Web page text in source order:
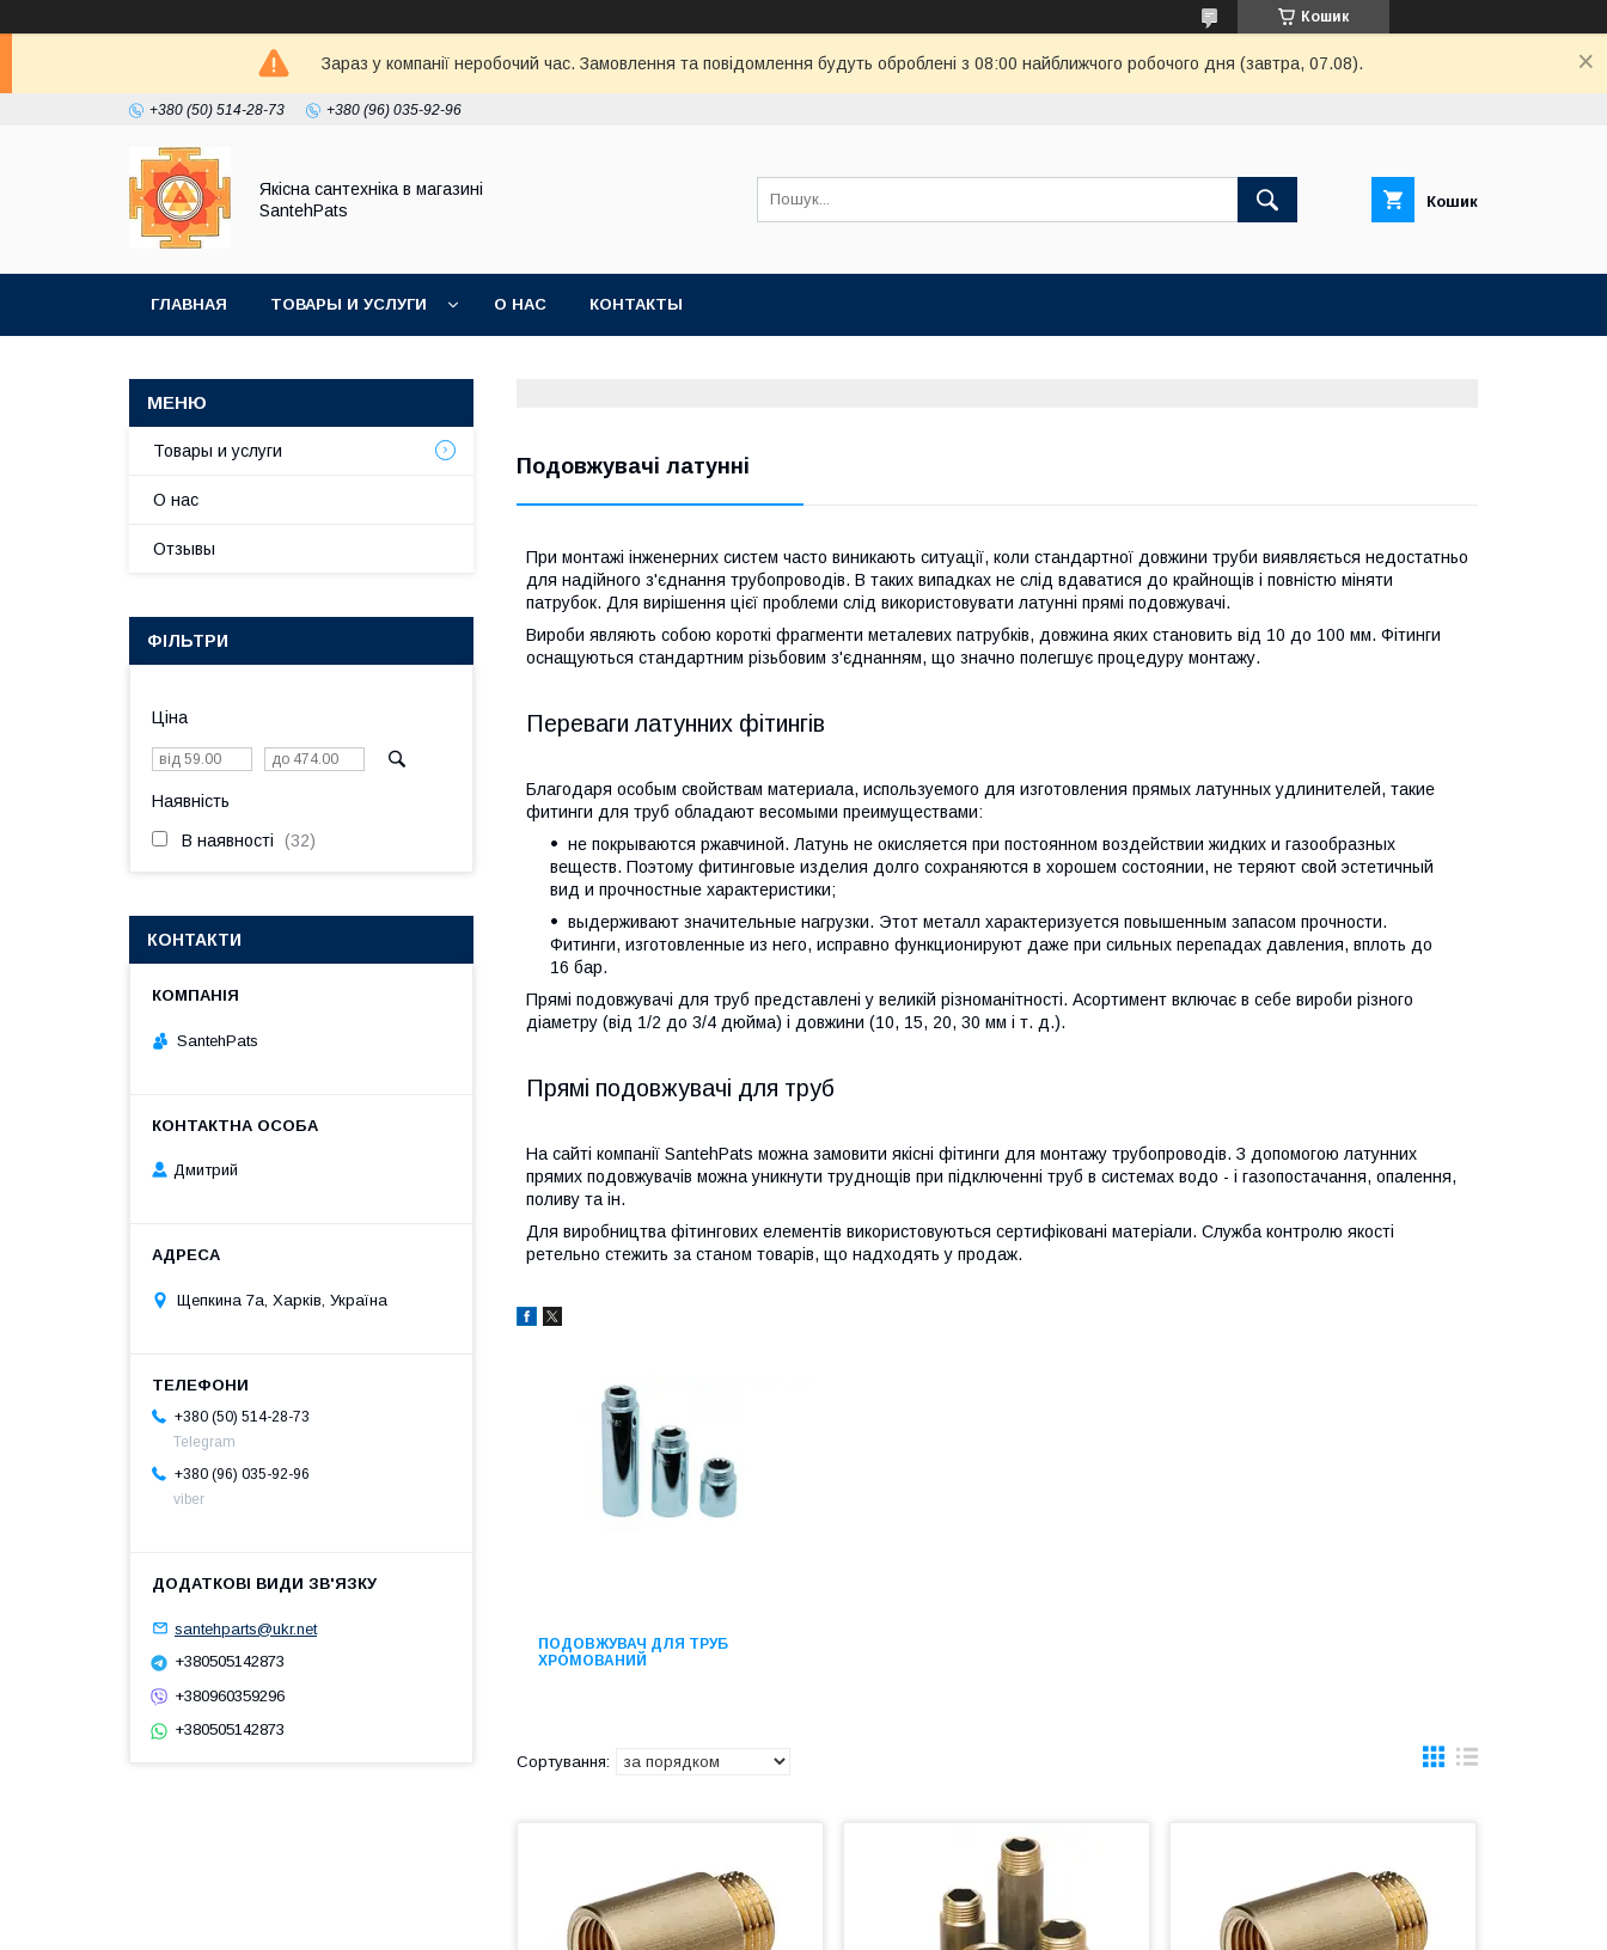
Кошик
Зараз у компанії неробочий час. Замовлення та повідомлення будуть оброблені з 08:00 найближчого робочого дня (завтра, 07.08).
+380 (50) 514-28-73 +380 (96) 035-92-96
Якісна сантехніка в магазині
SantehPats
Кошик
ГЛАВНАЯ ТОВАРЫ И УСЛУГИ О НАС КОНТАКТЫ
Подовжувачі латунні
При монтажі інженерних систем часто виникають ситуації, коли стандартної довжини труби виявляється недостатньо
для надійного з'єднання трубопроводів. В таких випадках не слід вдаватися до крайнощів і повністю міняти
патрубок. Для вирішення цієї проблеми слід використовувати латунні прямі подовжувачі.
Вироби являють собою короткі фрагменти металевих патрубків, довжина яких становить від 10 до 100 мм. Фітинги
оснащуються стандартним різьбовим з'єднанням, що значно полегшує процедуру монтажу.
Переваги латунних фітингів
Благодаря особым свойствам материала, используемого для изготовления прямых латунных удлинителей, такие
фитинги для труб обладают весомыми преимуществами:
не покрываются ржавчиной. Латунь не окисляется при постоянном воздействии жидких и газообразных
веществ. Поэтому фитинговые изделия долго сохраняются в хорошем состоянии, не теряют свой эстетичный
вид и прочностные характеристики;
выдерживают значительные нагрузки. Этот металл характеризуется повышенным запасом прочности.
Фитинги, изготовленные из него, исправно функционируют даже при сильных перепадах давления, вплоть до
16 бар.
Прямі подовжувачі для труб представлені у великій різноманітності. Асортимент включає в себе вироби різного
діаметру (від 1/2 до 3/4 дюйма) і довжини (10, 15, 20, 30 мм і т. д.).
Прямі подовжувачі для труб
На сайті компанії SantehPats можна замовити якісні фітинги для монтажу трубопроводів. З допомогою латунних
прямих подовжувачів можна уникнути труднощів при підключенні труб в системах водо - і газопостачання, опалення,
поливу та ін.
Для виробництва фітингових елементів використовуються сертифіковані матеріали. Служба контролю якості
ретельно стежить за станом товарів, що надходять у продаж.
ПОДОВЖУВАЧ ДЛЯ ТРУБ
ХРОМОВАНИЙ
Товары и услуги
О нас
Отзывы
ФІЛЬТРИ
Ціна
Наявність
В наявності 32
КОНТАКТИ
SantehPats
Дмитрий
Щепкина 7а, Харків, Україна
+380 (50) 514-28-73
Telegram
+380 (96) 035-92-96
viber
santehparts@ukr.net
+380505142873
+380960359296
+380505142873